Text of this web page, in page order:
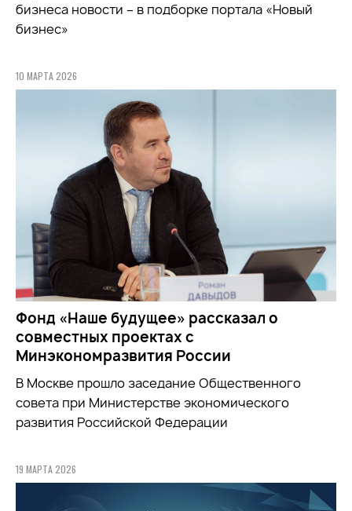
бизнеса новости – в подборке портала «Новый
бизнес»
10 МАРТА 2026
Фонд «Наше будущее» рассказал о
совместных проектах с
Минэкономразвития России
В Москве прошло заседание Общественного
совета при Министерстве экономического
развития Российской Федерации
19 МАРТА 2026